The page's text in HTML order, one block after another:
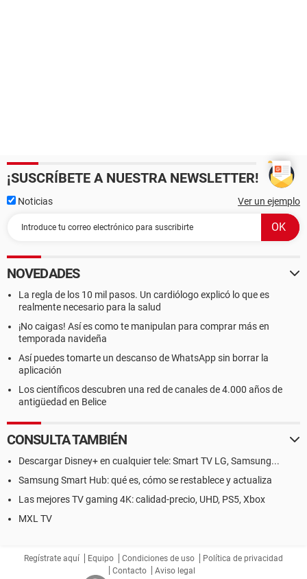
¡SUSCRÍBETE A NUESTRA NEWSLETTER!
Noticias Ver un ejemplo
NOVEDADES
La regla de los 10 mil pasos. Un cardiólogo explicó lo que es
realmente necesario para la salud
¡No caigas! Así es como te manipulan para comprar más en
temporada navideña
Así puedes tomarte un descanso de WhatsApp sin borrar la
aplicación
Los científicos descubren una red de canales de 4.000 años de
antigüedad en Belice
CONSULTA TAMBIÉN
Descargar Disney+ en cualquier tele: Smart TV LG, Samsung...
Samsung Smart Hub: qué es, cómo se restablece y actualiza
Las mejores TV gaming 4K: calidad-precio, UHD, PS5, Xbox
MXL TV
Regístrate aquí Equipo Condiciones de uso
Política de privacidad
Contacto
Aviso legal